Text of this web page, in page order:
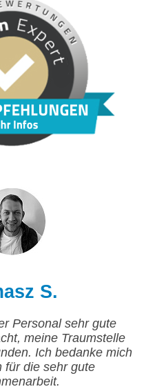
S.
Personal sehr gute
meine Traumstelle
Ich bedanke mich
für die sehr gute